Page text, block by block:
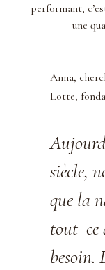
performant,
une
Anna,
Lotte,
siècle,
que la
tout ce
besoin.